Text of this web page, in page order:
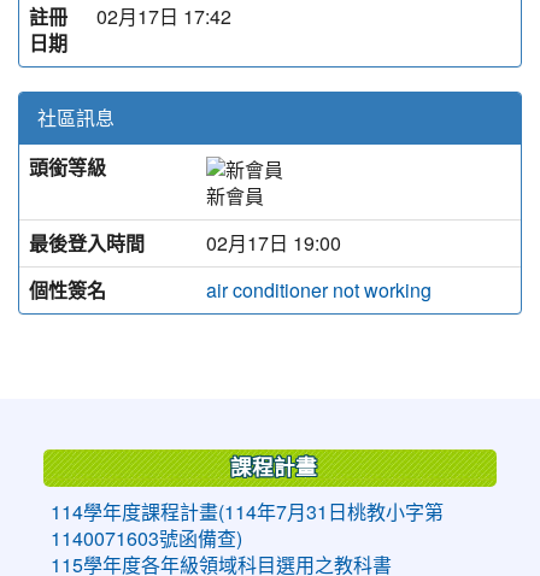
註冊
日期
02月17日 17:42
社區訊息
頭銜等級
新會員
最後登入時間
02月17日 19:00
個性簽名
air conditioner not working
課程計畫
114學年度課程計畫(114年7月31日桃教小字第
1140071603號函備查)
115學年度各年級領域科目選用之教科書